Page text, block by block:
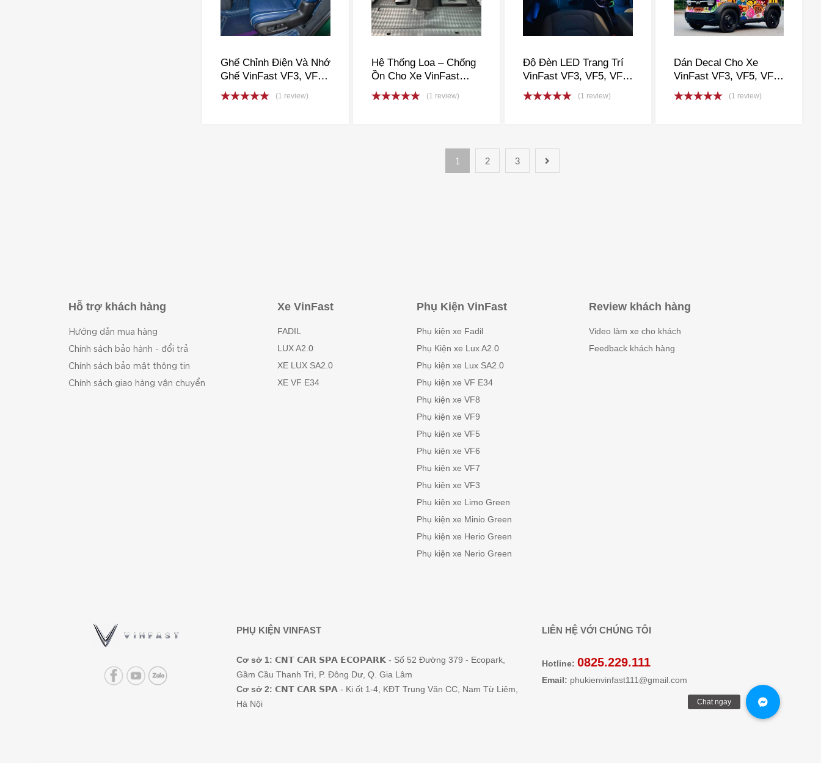
Ghế Chỉnh Điện Và Nhớ
Ghế VinFast VF3, VF5,
VF6, VF7, VF8, VF9,
VFe34
(1 review)
Hệ Thống Loa – Chống
Ồn Cho Xe VinFast
VF3, VF5, VF6, VF7,
VF8, VF9, VFe34
(1 review)
Độ Đèn LED Trang Trí
VinFast VF3, VF5, VF6,
VF7, VF8, VF9, VFE34
(1 review)
Dán Decal Cho Xe
VinFast VF3, VF5, VF6,
VF7, VF8, VF9, VFe34
(1 review)
1 2 3
Hỗ trợ khách hàng
Hướng dẫn mua hàng
Chính sách bảo hành - đổi trả
Chính sách bảo mật thông tin
Chính sách giao hàng vận chuyển
Xe VinFast
FADIL
LUX A2.0
XE LUX SA2.0
XE VF E34
Phụ Kiện VinFast
Phụ kiện xe Fadil
Phụ Kiện xe Lux A2.0
Phụ kiện xe Lux SA2.0
Phụ kiện xe VF E34
Phụ kiện xe VF8
Phụ kiện xe VF9
Phụ kiện xe VF5
Phụ kiện xe VF6
Phụ kiện xe VF7
Phụ kiện xe VF3
Phụ kiện xe Limo Green
Phụ kiện xe Minio Green
Phụ kiện xe Herio Green
Phụ kiện xe Nerio Green
Review khách hàng
Video làm xe cho khách
Feedback khách hàng
PHỤ KIỆN VINFAST
Cơ sở 1: 𝗖𝗡𝗧 𝗖𝗔𝗥 𝗦𝗣𝗔 𝗘𝗖𝗢𝗣𝗔𝗥𝗞 - Số 52 Đường 379 - Ecopark,
Gầm Cầu Thanh Trì, P. Đông Dư, Q. Gia Lâm
Cơ sở 2: 𝗖𝗡𝗧 𝗖𝗔𝗥 𝗦𝗣𝗔 - Ki ốt 1-4, KĐT Trung Văn CC, Nam Từ Liêm,
Hà Nội
LIÊN HỆ VỚI CHÚNG TÔI
Hotline: 0825.229.111
Email: phukienvinfast111@gmail.com